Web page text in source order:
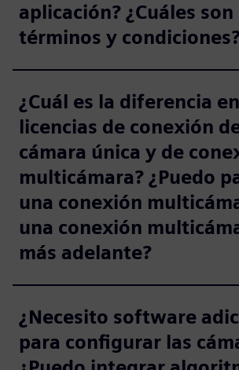
aplicación? ¿Cuáles son
términos y
¿Cuál es la diferencia
licencias de conexión
cámara única y de
multicámara? ¿Puedo
una conexión
una conexión
más adelante?
¿Necesito software
para configurar las